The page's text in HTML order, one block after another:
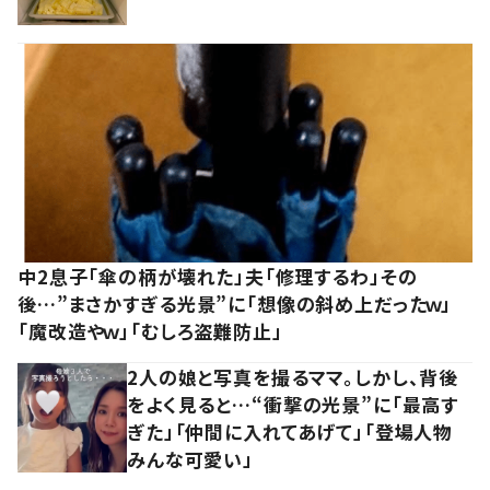
中2息子「傘の柄が壊れた」夫「修理するわ」その
後…”まさかすぎる光景”に「想像の斜め上だったｗ」
「魔改造やｗ」「むしろ盗難防止」
2人の娘と写真を撮るママ。しかし、背後
をよく見ると…“衝撃の光景”に「最高す
ぎた」「仲間に入れてあげて」「登場人物
みんな可愛い」